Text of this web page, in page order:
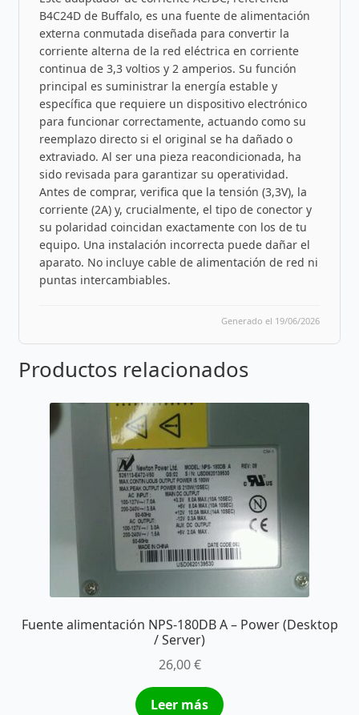
B4C24D de Buffalo, es una fuente de alimentación
externa conmutada diseñada para convertir la
corriente alterna de la red eléctrica en corriente
continua de 3,3 voltios y 2 amperios. Su función
principal es suministrar la energía estable y
específica que requiere un dispositivo electrónico
para funcionar correctamente, actuando como su
reemplazo directo si el original se ha dañado o
extraviado. Al ser una pieza reacondicionada, ha
sido revisada para garantizar su operatividad.
Antes de comprar, verifica que la tensión (3,3V), la
corriente (2A) y, crucialmente, el tipo de conector y
su polaridad coincidan exactamente con los de tu
equipo. Una instalación incorrecta puede dañar el
aparato. No incluye cable de alimentación de red ni
puntas intercambiables.
Generado el 19/06/2026
Productos relacionados
Fuente alimentación NPS-180DB A – Power (Desktop
/ Server)
26,00€
Leer más